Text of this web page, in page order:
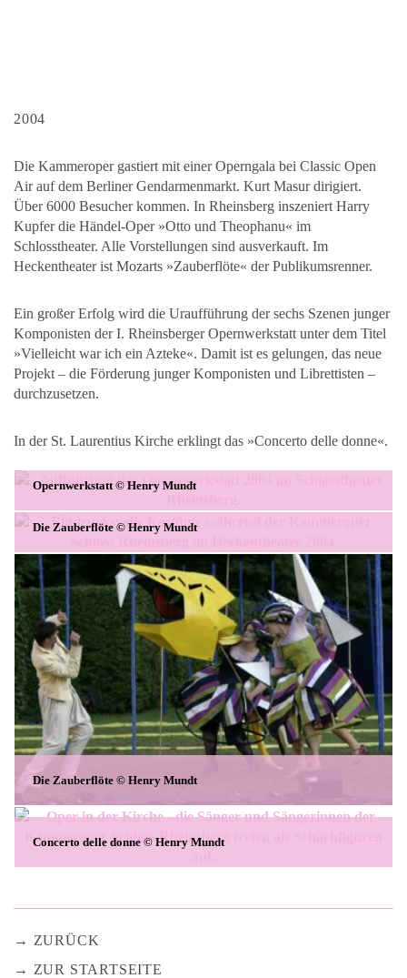
2004
Die Kammeroper gastiert mit einer Operngala bei Classic Open
Air auf dem Berliner Gendarmenmarkt. Kurt Masur dirigiert.
Über 6000 Besucher kommen. In Rheinsberg inszeniert Harry
Kupfer die Händel-Oper »Otto und Theophanu« im
Schlosstheater. Alle Vorstellungen sind ausverkauft. Im
Heckentheater ist Mozarts »Zauberflöte« der Publikumsrenner.
Ein großer Erfolg wird die Uraufführung der sechs Szenen junger
Komponisten der I. Rheinsberger Opernwerkstatt unter dem Titel
»Vielleicht war ich ein Azteke«. Damit ist es gelungen, das neue
Projekt – die Förderung junger Komponisten und Librettisten –
durchzusetzen.
In der St. Laurentius Kirche erklingt das »Concerto delle donne«.
Opernwerkstatt © Henry Mundt
Die Zauberflöte © Henry Mundt
Die Zauberflöte © Henry Mundt
Concerto delle donne © Henry Mundt
ZURÜCK
ZUR STARTSEITE